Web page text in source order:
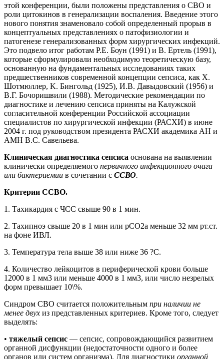
этой конференции, были положены представления о СВО и
роли цитокинов в генерализации воспаления. Введение этого
нового понятия знаменовало собой определенный прорыв в
концептуальных представлениях о патофизиологии и
патогенезе генерализованных форм хирургических инфекций.
Это подвело итог работам Р.Е. Боун (1991) и В. Ертель (1991),
которые сформулировали необходимую теоретическую базу,
основанную на фундаментальных исследованиях таких
предшественников современной концепции сепсиса, как Х.
Шотмюллер, K. Бингольд (1925), И.В. Давыдовский (1956) и
В.Г. Бочоришвили (1988). Методические рекомендации по
диагностике и лечению сепсиса приняты на Калужской
согласительной конференции Российской ассоциации
специалистов по хирургической инфекции (РАСХИ) в июне
2004 г. под руководством президента РАСХИ академика АН и
АМН В.С. Савельева.
Клиническая диагностика сепсиса основана на выявлении
клинически определяемого первичного инфекционного очага
или бактериемии в сочетании с ССВО.
Критерии ССВО.
1. Тахикардия с ЧСС свыше 90 в 1 мин.
2. Тахипноэ свыше 20 в 1 мин или pСО2a меньше 32 мм рт.ст.
на фоне ИВЛ.
3. Температура тела выше 38 или ниже 36 ?С.
4. Количество лейкоцитов в периферической крови больше
12000 в 1 мм3 или меньше 4000 в 1 мм3, или число незрелых
форм превышает 10\%.
Синдром СВО считается положительным при наличии не
менее двух из представленных критериев. Кроме того, следует
выделять:
• тяжелый сепсис — сепсис, сопровождающийся развитием
органной дисфункции (недостаточности одного и более
органов или систем организма). Для диагностики органной